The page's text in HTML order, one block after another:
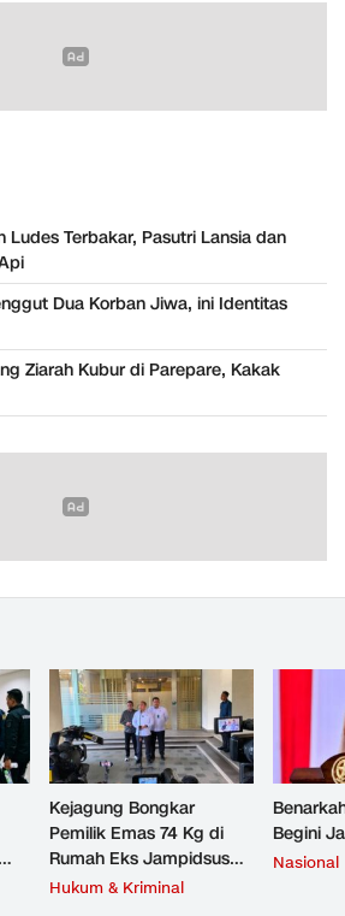
Ludes Terbakar, Pasutri Lansia dan
Dua Korban Jiwa, ini Identitas
Ziarah Kubur di Parepare, Kakak
Kejagung Bongkar
Pemilik Emas 74 Kg di
Rumah Eks Jampidsus
Febrie Adriansyah
Hukum & Kriminal
Begini
Nasional